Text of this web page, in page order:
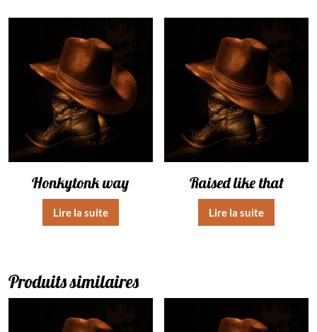
Honkytonk way
Lire la suite
Raised like that
Lire la suite
Produits similaires